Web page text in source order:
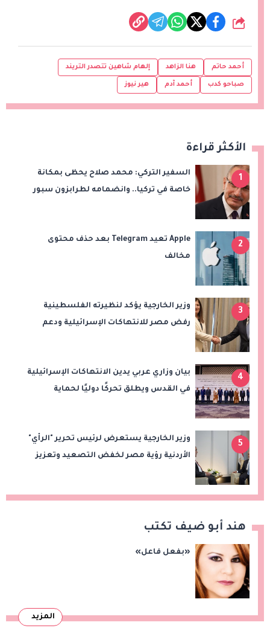
شارك
أحمد حاتم هنا الزاهد إلهام شاهين تتصدر التريند
صباحو كدب أحمد آدم هير نيوز
الأكثر قراءة
1
السفير التركي: محمد صلاح يحظى بمكانة
خاصة في تركيا.. وانضمامه لطرابزون سبور
2
Apple تعيد Telegram بعد حذف محتوى
مخالف
3
وزير الخارجية يؤكد لنظيرته الفلسطينية
رفض مصر للانتهاكات الإسرائيلية ودعم
4
بيان وزاري عربي يدين الانتهاكات الإسرائيلية
في القدس ويطلق تحركًا دوليًا لحماية
5
وزير الخارجية يستعرض لرئيس تحرير "الرأي"
الأردنية رؤية مصر لخفض التصعيد وتعزيز
هند أبو ضيف تكتب
«بفعل فاعل»
المزيد